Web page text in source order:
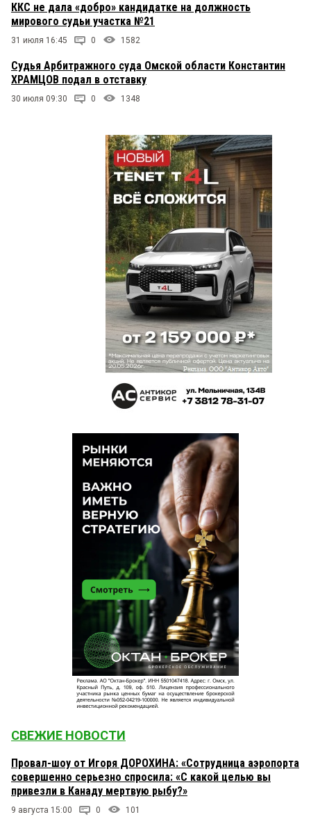
ККС не дала «добро» кандидатке на должность
мирового судьи участка №21
31 июля 16:45 0 1582
Судья Арбитражного суда Омской области Константин
ХРАМЦОВ подал в отставку
30 июля 09:30 0 1348
СВЕЖИЕ НОВОСТИ
Провал-шоу от Игоря ДОРОХИНА: «Сотрудница аэропорта
совершенно серьезно спросила: «С какой целью вы
привезли в Канаду мертвую рыбу?»
9 августа 15:00 0 101